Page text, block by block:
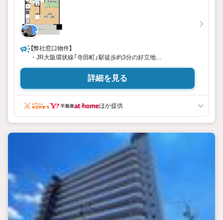
【弊社窓口物件】
・JR大阪環状線「寺田町」駅徒歩約3分の好立地
・ペット飼育可（規約有）
・13階最上階につき日当たり・眺望良好です
・周辺施設充実
・ハウスドゥ玉造駅前の公式LINEからもお気軽にお問合せ頂
・弊社ではまずお客様に合った資金計画をしっかりとご説明
・現在ご内覧を迷われている物件がございましたら、まとめ
て案内ツアーを組ませて頂きます！
詳細を見る
ほか提供